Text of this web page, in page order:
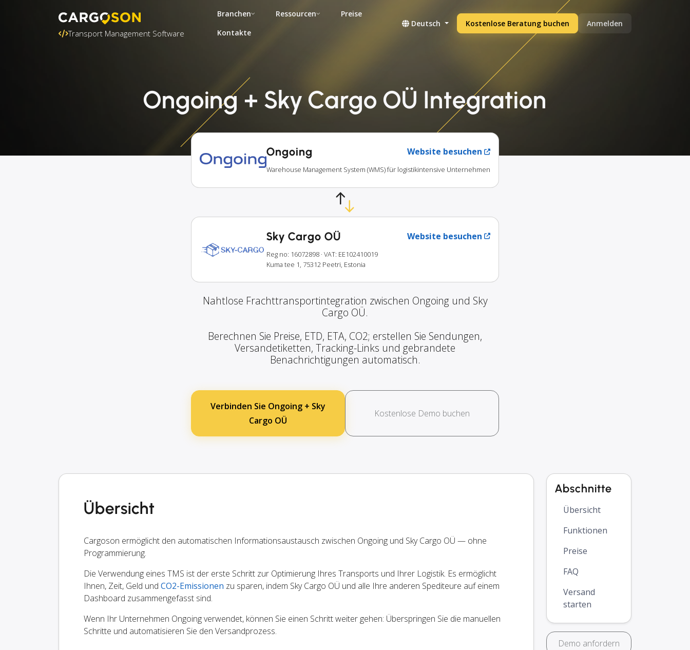
Transport Management Software
Branchen Ressourcen
Preise
Kontakte
Deutsch Kostenlose Beratung buchen Anmelden
Ongoing + Sky Cargo OÜ Integration
Ongoing Website besuchen
Warehouse Management System (WMS) für logistikintensive Unternehmen
Sky Cargo OÜ Website besuchen
Reg no: 16072898 · VAT: EE102410019
Kuma tee 1, 75312 Peetri, Estonia
Nahtlose Frachttransportintegration zwischen Ongoing und Sky
Cargo OÜ.
Berechnen Sie Preise, ETD, ETA, CO2; erstellen Sie Sendungen,
Versandetiketten, Tracking-Links und gebrandete
Benachrichtigungen automatisch.
Verbinden Sie Ongoing + Sky
Cargo OÜ
Kostenlose Demo buchen
Übersicht
Cargoson ermöglicht den automatischen Informationsaustausch zwischen Ongoing und Sky Cargo OÜ — ohne
Programmierung.
Die Verwendung eines TMS ist der erste Schritt zur Optimierung Ihres Transports und Ihrer Logistik. Es ermöglicht
Ihnen, Zeit, Geld und CO2-Emissionen zu sparen, indem Sky Cargo OÜ und alle Ihre anderen Spediteure auf einem
Dashboard zusammengefasst sind.
Wenn Ihr Unternehmen Ongoing verwendet, können Sie einen Schritt weiter gehen: Überspringen Sie die manuellen
Schritte und automatisieren Sie den Versandprozess.
Abschnitte
Übersicht
Funktionen
Preise
FAQ
Versand
starten
Demo anfordern